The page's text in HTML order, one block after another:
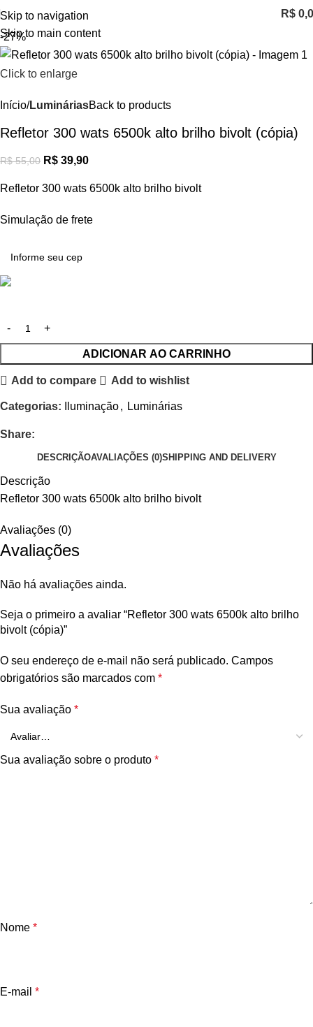
Skip to navigation
Skip to main content
R$
-27%
Click to enlarge
Início LumináriasBack to products
Refletor 300 wats 6500k alto brilho bivolt (cópia)
R$55,00 R$ 39,90
Refletor 300 wats 6500k alto brilho bivolt
Simulação de frete
ADICIONAR AO CARRINHO
Add to compare Add to wishlist
Categorias: Iluminação, Luminárias
Share:
DESCRIÇÃOAVALIAÇÕES (0)SHIPPING AND DELIVERY
Descrição
Refletor 300 wats 6500k alto brilho bivolt
Avaliações (0)
Avaliações
Não há avaliações ainda.
Seja o primeiro a avaliar “Refletor 300 wats 6500k alto brilho
bivolt (cópia)”
O seu endereço de e-mail não será publicado. Campos
obrigatórios são marcados com *
Sua avaliação *
Sua avaliação sobre o produto *
Nome *
E-mail *